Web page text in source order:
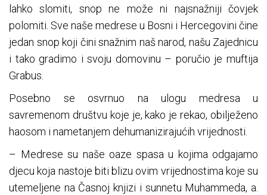
lahko slomiti, snop ne može ni najsnažniji čovjek
polomiti. Sve naše medrese u Bosni i Hercegovini čine
jedan snop koji čini snažnim naš narod, našu Zajednicu
i tako gradimo i svoju domovinu – poručio je muftija
Grabus.
Posebno se osvrnuo na ulogu medresa u
savremenom društvu koje je, kako je rekao, obilježeno
haosom i nametanjem dehumanizirajućih vrijednosti.
– Medrese su naše oaze spasa u kojima odgajamo
djecu koja nastoje biti blizu ovim vrijednostima koje su
utemeljene na Časnoj knjizi i sunnetu Muhammeda, a.